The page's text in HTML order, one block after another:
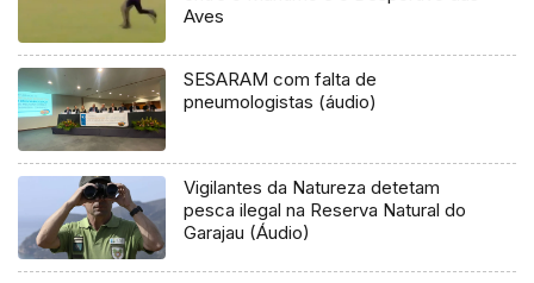
Aves
SESARAM com falta de
pneumologistas (áudio)
Vigilantes da Natureza detetam
pesca ilegal na Reserva Natural do
Garajau (Áudio)